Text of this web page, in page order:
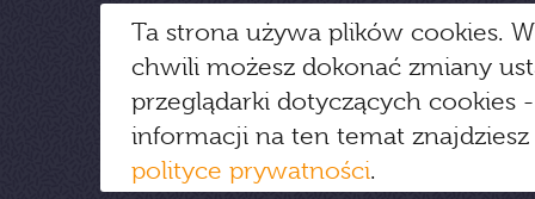
Ta strona używa plików cookies.
chwili możesz dokonać zmiany
przeglądarki dotyczących cookies
informacji na ten temat
polityce prywatności.